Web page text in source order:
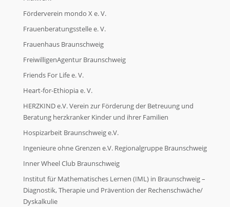
Förderverein mondo X e. V.
Frauenberatungsstelle e. V.
Frauenhaus Braunschweig
FreiwilligenAgentur Braunschweig
Friends For Life e. V.
Heart-for-Ethiopia e. V.
HERZKIND e.V. Verein zur Förderung der Betreuung und
Beratung herzkranker Kinder und ihrer Familien
Hospizarbeit Braunschweig e.V.
Ingenieure ohne Grenzen e.V. Regionalgruppe Braunschweig
Inner Wheel Club Braunschweig
Institut für Mathematisches Lernen (IML) in Braunschweig –
Diagnostik, Therapie und Prävention der Rechenschwäche/
Dyskalkulie